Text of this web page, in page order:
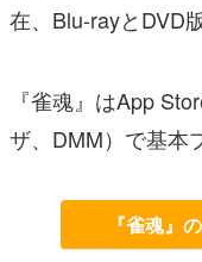
在、Blu-rayとDVD
『雀魂』はApp
ザ、DMM）で基本
『雀魂』